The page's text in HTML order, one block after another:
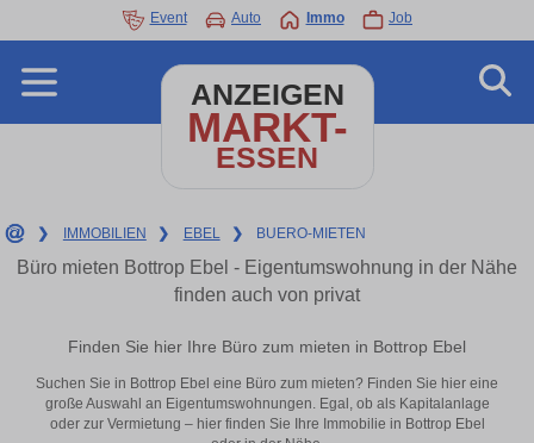
Event Auto Immo Job
ANZEIGEN
MARKT-
ESSEN
❯ IMMOBILIEN ❯ EBEL ❯ BUERO-MIETEN
Büro mieten Bottrop Ebel - Eigentumswohnung in der Nähe
finden auch von privat
Finden Sie hier Ihre Büro zum mieten in Bottrop Ebel
Suchen Sie in Bottrop Ebel eine Büro zum mieten? Finden Sie hier eine
große Auswahl an Eigentumswohnungen. Egal, ob als Kapitalanlage
oder zur Vermietung – hier finden Sie Ihre Immobilie in Bottrop Ebel